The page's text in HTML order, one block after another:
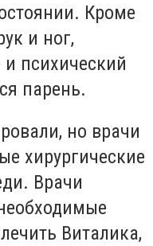
Кроме
и ног,
психический
парень.
но врачи
хирургические
Врачи
Виталика,